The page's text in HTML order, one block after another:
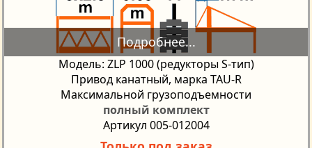
Модель: ZLP 1000 (редукторы S-тип)
Привод канатный, марка TAU-R
Максимальной грузоподъемности
полный комплект
Артикул 005-012004